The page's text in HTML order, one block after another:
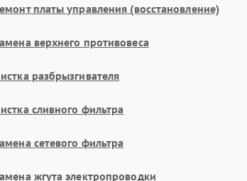
платы управления (восстановление)
верхнего противовеса
разбрызгивателя
сливного фильтра
сетевого фильтра
жгута электропроводки